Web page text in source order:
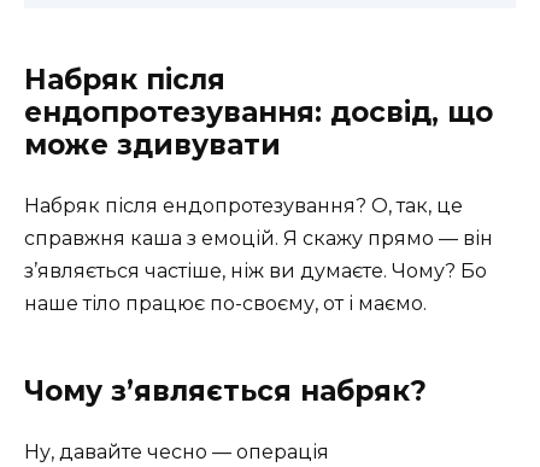
Набряк після
ендопротезування: досвід, що
може здивувати
Набряк після ендопротезування? О, так, це
справжня каша з емоцій. Я скажу прямо — він
з’являється частіше, ніж ви думаєте. Чому? Бо
наше тіло працює по-своєму, от і маємо.
Чому з’являється набряк?
Ну, давайте чесно — операція